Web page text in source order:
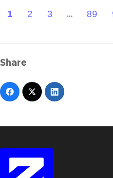
1 2 3 ... 89
Share